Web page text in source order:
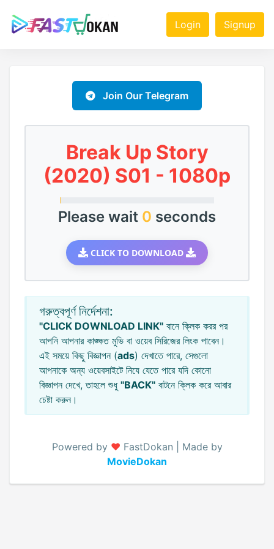
Login Signup
Join Our Telegram
Break Up Story
(2020) S01 - 1080p
Please wait 0 seconds
CLICK TO DOWNLOAD
গরুত্বপূর্ণ নির্দেশনা:
"CLICK DOWNLOAD LINK" বানে ক্লিক করর পর
আপনি আপনার কাঙ্ক্ষত মুভি বা ওয়েব সিরিজের লিংক পাবেন।
এই সময়ে কিছু বিজ্ঞাপন (ads) দেখাতে পারে, সেগুলো
আপনাকে অন্য ওয়েবসাইটে নিযে যেতে পারে যদি কোনো
বিজ্ঞাপন দেখে, তাহলে শুধু "BACK" বাটনে ক্লিক করে আবার
চেষ্টা করুন।
Powered by ♥️ FastDokan | Made by
MovieDokan